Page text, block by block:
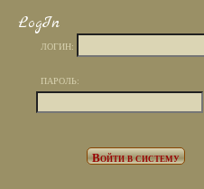
LogIn
ЛОГИН:
ПАРОЛЬ: